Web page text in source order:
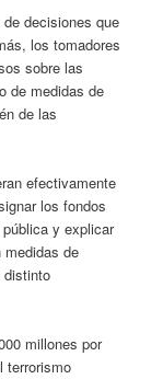
decisiones que
los tomadores
sobre las
de medidas de
de las
efectivamente
los fondos
y explicar
medidas de
algo distinto
millones por
terrorismo